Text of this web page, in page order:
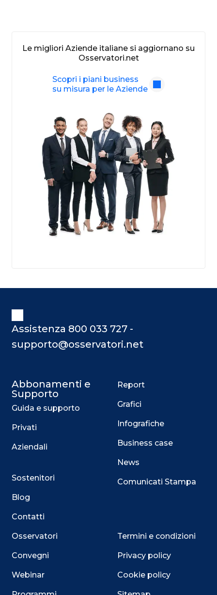
Le migliori Aziende italiane si aggiornano su
Osservatori.net
Scopri i piani business
su misura per le Aziende
Assistenza 800 033 727 -
supporto@osservatori.net
Abbonamenti e
Supporto
Guida e supporto
Privati
Aziendali
Sostenitori
Blog
Contatti
Osservatori
Convegni
Webinar
Report
Grafici
Infografiche
Business case
News
Comunicati Stampa
Termini e condizioni
Privacy policy
Cookie policy